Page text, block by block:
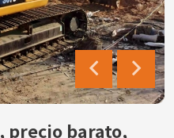
precio barato,